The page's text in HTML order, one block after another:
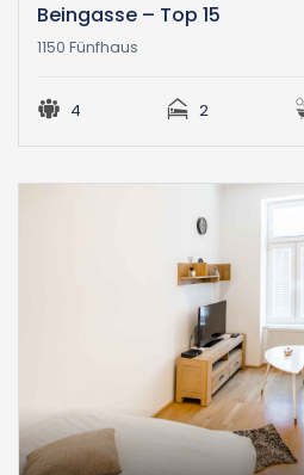
Beingasse – Top 15
1150 Fünfhaus
4 2